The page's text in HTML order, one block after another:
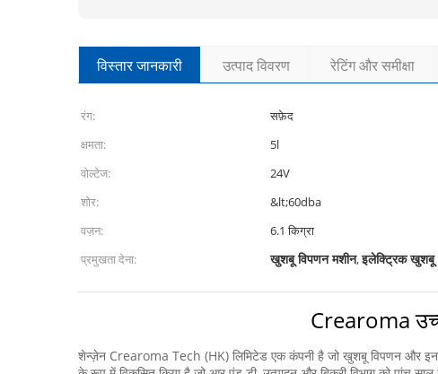
विस्तार जानकारी उत्पाद विवरण रेटिंग और समीक्षा
रंग: सफ़ेद
क्षमता:
5l
वोल्टेज:
24V
शोर:
&lt;60dba
वज़न:
6.1 किग्रा
प्रमुखता देना:
खुशबू विपणन मशीन,इलेक्ट्रिक खुशबू
Crearoma
शेन्ज़ेन Crearoma Tech (HK) लिमिटेड एक कंपनी है जो खुशबू विपणन और